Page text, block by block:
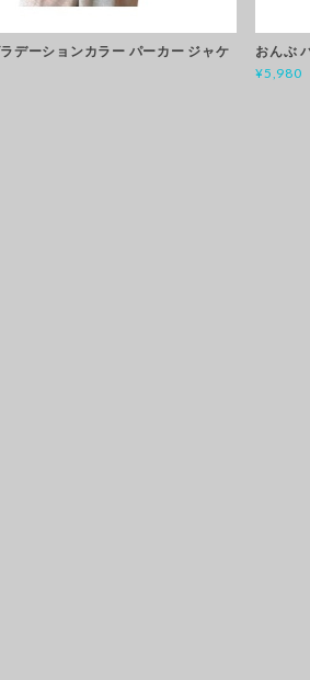
デーションカラー パーカー ジャケ
おんぶ
¥5,980